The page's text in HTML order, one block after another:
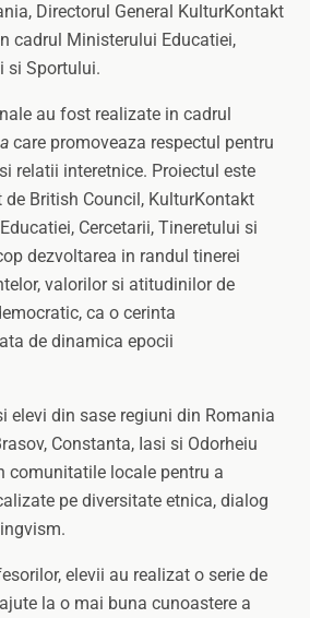
Directorul General KulturKontakt
cadrul Ministerului Educatiei,
si Sportului.
au fost realizate in cadrul
care promoveaza respectul pentru
relatii interetnice. Proiectul este
British Council, KulturKontakt
Cercetarii, Tineretului si
dezvoltarea in randul tinerei
valorilor si atitudinilor de
ca o cerinta
de dinamica epocii
elevi din sase regiuni din Romania
Constanta, Iasi si Odorheiu
comunitatile locale pentru a
pe diversitate etnica, dialog
elevii au realizat o serie de
la o mai buna cunoastere a